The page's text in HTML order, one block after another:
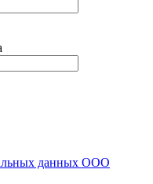
данных ООО